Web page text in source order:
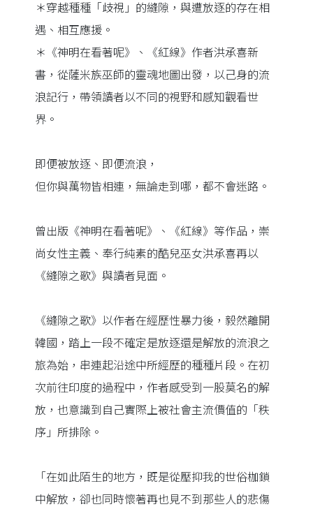
＊穿越種種「歧視」的縫隙，與遭放逐的存在相
遇、相互應援。
＊《神明在看著呢》、《紅線》作者洪承喜新
書，從薩米族巫師的靈魂地圖出發，以己身的流
浪記行，帶領讀者以不同的視野和感知觀看世
界。
即便被放逐、即便流浪，
但你與萬物皆相連，無論走到哪，都不會迷路。
曾出版《神明在看著呢》、《紅線》等作品，崇
尚女性主義、奉行純素的酷兒巫女洪承喜再以
《縫隙之歌》與讀者見面。
《縫隙之歌》以作者在經歷性暴力後，毅然離開
韓國，踏上一段不確定是放逐還是解放的流浪之
旅為始，串連起沿途中所經歷的種種片段。在初
次前往印度的過程中，作者感受到一股莫名的解
放，也意識到自己實際上被社會主流價值的「秩
序」所排除。
「在如此陌生的地方，既是從壓抑我的世俗枷鎖
中解放，卻也同時懷著再也見不到那些人的悲傷